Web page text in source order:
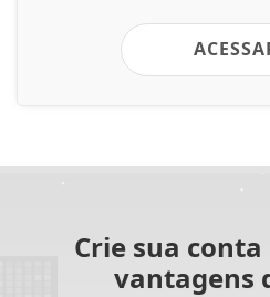
Crie sua
vantagens